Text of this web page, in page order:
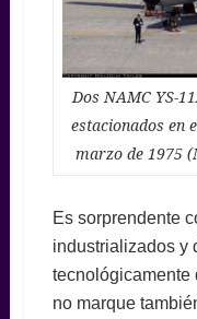
Dos NAMC YS-
estacionados en
marzo de 1975
Es sorprendente
industrializados y
tecnológicamente
no marque